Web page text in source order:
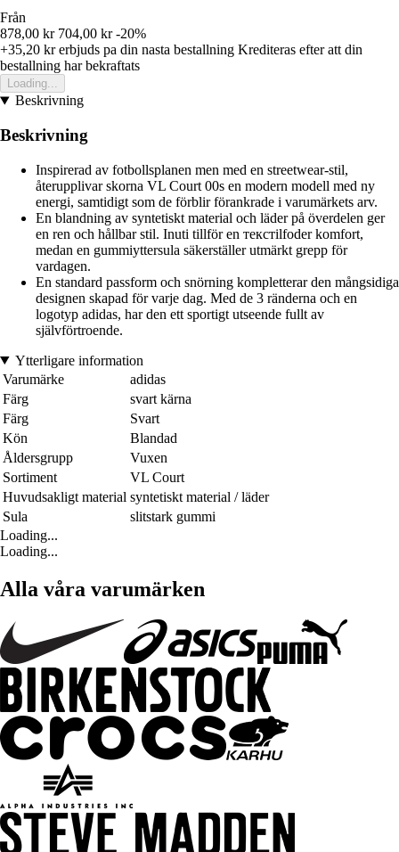
Från
878,00 kr 704,00 kr -20%
+35,20 krerbjuds pa din nasta bestallning Krediteras efter att din
bestallning har bekraftats
Loading...
Beskrivning
Beskrivning
Inspirerad av fotbollsplanen men med en streetwear-stil,
återupplivar skorna VL Court 00s en modern modell med ny
energi, samtidigt som de förblir förankrade i varumärkets arv.
En blandning av syntetiskt material och läder på överdelen ger
en ren och hållbar stil. Inuti tillför en текстilfoder komfort,
medan en gummiyttersula säkerställer utmärkt grepp för
vardagen.
En standard passform och snörning kompletterar den mångsidiga
designen skapad för varje dag. Med de 3 ränderna och en
logotyp adidas, har den ett sportigt utseende fullt av
självförtroende.
Ytterligare information
Varumärke
adidas
Färg
svart kärna
Färg
Svart
Kön
Blandad
Åldersgrupp
Vuxen
Sortiment
VL Court
Huvudsakligt material syntetiskt material / läder
Sula
slitstark gummi
Loading...
Loading...
Alla våra varumärken